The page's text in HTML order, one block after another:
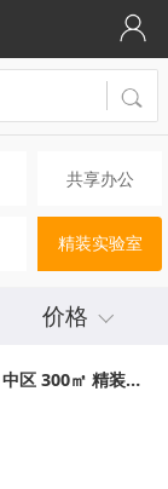
共享办公
精装实验室
价格
张江科学城张江科学之门 中区 300㎡ 精装修办公室出租信息